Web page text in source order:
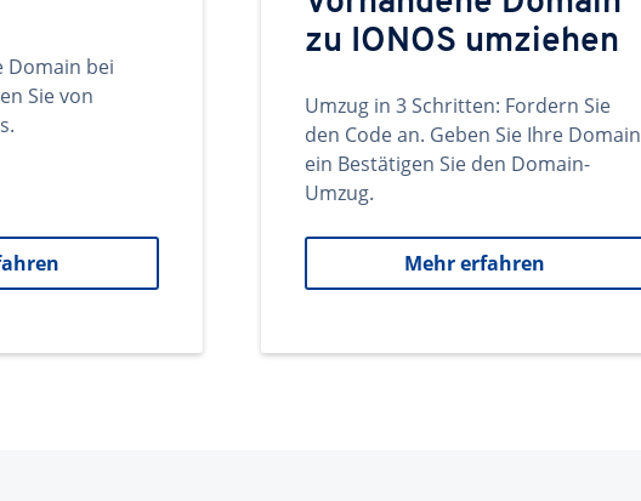
Domain bei
Sie von
zu IONOS umziehen
Umzug in 3 Schritten: Fordern Sie
den Code an. Geben Sie Ihre Domain
ein Bestätigen Sie den Domain-
Umzug.
Mehr erfahren